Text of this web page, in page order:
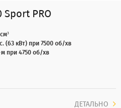
Sport PRO
(63 кВт) при 7500 об/хв
при 4750 об/хв
ДЕТАЛЬНО